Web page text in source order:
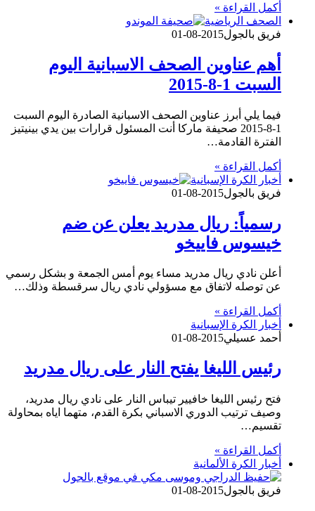
أكمل القراءة »
الصحف الرياضية
فريق بالجول2015-08-01
أهم عناوين الصحف الاسبانية اليوم
السبت 1-8-2015
فيما يلي أبرز عناوين الصحف الاسبانية الصادرة اليوم السبت
1-8-2015 صحيفة ماركا أنت المسئول قرارات بين يدي بينيتيز
الفترة القادمة…
أكمل القراءة »
أخبار الكرة الإسبانية
فريق بالجول2015-08-01
رسمياً: ريال مدريد يعلن عن ضم
خيسوس فاييخو
أعلن نادي ريال مدريد مساء يوم أمس الجمعة و بشكل رسمي
عن توصله لاتفاق مع مسؤولي نادي ريال سرقسطة وذلك…
أكمل القراءة »
أخبار الكرة الإسبانية
أحمد عسيلي2015-08-01
رئيس الليغا يفتح النار على ريال مدريد
فتح رئيس الليغا خافيير تيباس النار على نادي ريال مدريد،
وصيف ترتيب الدوري الاسباني بكرة القدم، متهما اياه بمحاولة
تقسيم…
أكمل القراءة »
أخبار الكرة الألمانية
فريق بالجول2015-08-01